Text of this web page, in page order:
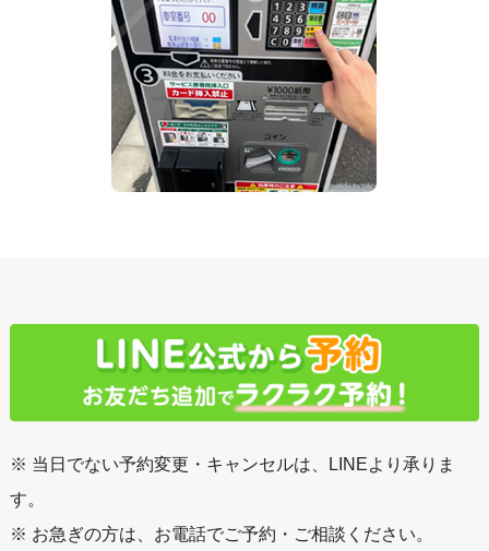
※ 当日でない予約変更・キャンセルは、LINEより承りま
す。
※ お急ぎの方は、お電話でご予約・ご相談ください。